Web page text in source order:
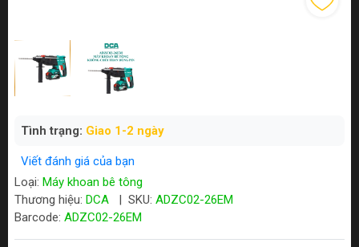
Tình trạng: Giao 1-2 ngày
Viết đánh giá của bạn
Loại: Máy khoan bê tông
Thương hiệu: DCA SKU: ADZC02-26EM
Barcode: ADZC02-26EM